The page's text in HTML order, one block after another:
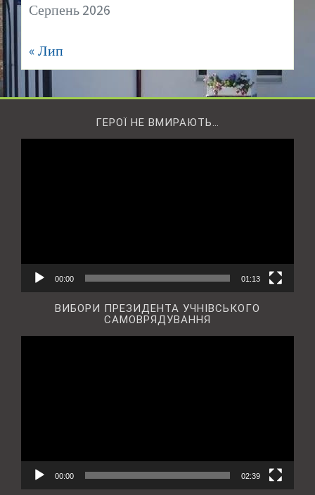
Серпень 2026
« Лип
ГЕРОЇ НЕ ВМИРАЮТЬ…
00:00 01:13
ВИБОРИ ПРЕЗИДЕНТА УЧНІВСЬКОГО
САМОВРЯДУВАННЯ
00:00 02:39